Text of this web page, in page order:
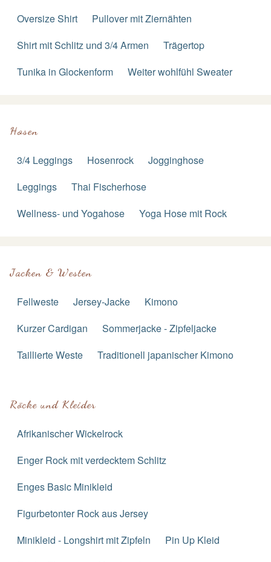
Oversize Shirt
Pullover mit Ziernähten
Shirt mit Schlitz und 3/4 Armen
Trägertop
Tunika in Glockenform
Weiter wohlfühl Sweater
Hosen
3/4 Leggings Hosenrock
Jogginghose
Leggings
Thai Fischerhose
Wellness- und Yogahose
Yoga Hose mit Rock
Jacken & Westen
Fellweste Jersey-Jacke
Kimono
Kurzer Cardigan
Sommerjacke - Zipfeljacke
Taillierte Weste
Traditionell japanischer Kimono
Röcke und Kleider
Afrikanischer Wickelrock
Enger Rock mit verdecktem Schlitz
Enges Basic Minikleid
Figurbetonter Rock aus Jersey
Minikleid - Longshirt mit Zipfeln
Pin Up Kleid